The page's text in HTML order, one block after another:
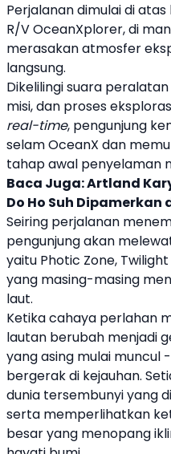
Perjalanan dimulai di
R/V OceanXplorer, di
merasakan atmosfer
langsung.
Dikelilingi suara
misi, dan proses
real-time, pengunjung
selam OceanX dan
tahap awal penyelaman
Baca Juga:Artland
Do Ho Suh Dipamerkan
Seiring perjalanan
pengunjung akan
yaitu Photic Zone,
yang masing-masing
laut.
Ketika cahaya perlahan
lautan berubah menjadi
yang asing mulai muncul
bergerak di kejauhan.
dunia tersembunyi yang
serta memperlihatkan
besar yang menopang